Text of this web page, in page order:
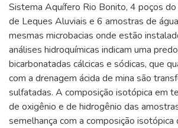
Sistema Aquífero Rio Bonito, 4 poços
de Leques Aluviais e 6 amostras de
mesmas microbacias onde estão
análises hidroquímicas indicam uma
bicarbonatadas cálcicas e sódicas, que
com a drenagem ácida de mina são
sulfatadas. A composição isotópica em
de oxigênio e de hidrogênio das
semelhança com a composição isotópica